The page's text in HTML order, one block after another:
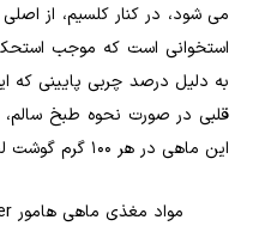
می شود، در کنار کلسیم، از
استخوانی است که موجب
به دلیل درصد چربی پایینی که
قلبی در صورت نحوه طبخ
این ماهی در هر ۱۰۰ گرم گوشت لخم عبارت است از:
مواد مغذی ماهی هامور Grouper